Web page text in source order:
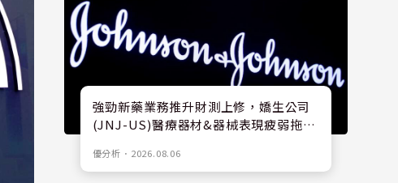
強勁新藥業務推升財測上修，嬌生公司
(JNJ-US)醫療器材&器械表現疲弱拖累
優分析 ． 2026.08.06